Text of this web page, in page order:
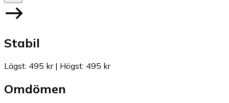
Stabil
Lägst: 495 kr| Högst: 495 kr
Omdömen